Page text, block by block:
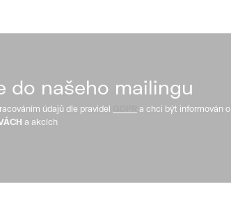
do našeho mailingu
údajů dle pravidel
a chci být informován o
a akcích